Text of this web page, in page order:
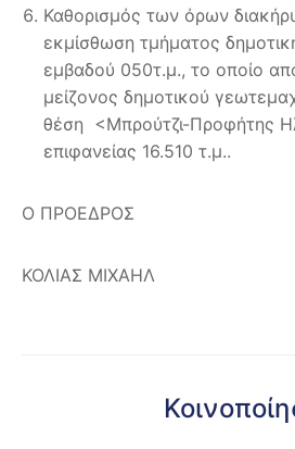
Καθορισμός των όρων
εκμίσθωση τμήματος
εμβαδού 050τ.μ., το οποίο
μείζονος δημοτικού
θέση <Μπρούτζι-Προφήτης
επιφανείας 16.510 τ.μ..
Ο ΠΡΟΕΔΡΟΣ
ΚΟΛΙΑΣ ΜΙΧΑΗΛ